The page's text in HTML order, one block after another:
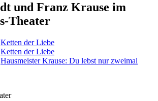
und Franz Krause im
Theater
Ketten der Liebe
Ketten der Liebe
Hausmeister Krause: Du lebst nur zweimal